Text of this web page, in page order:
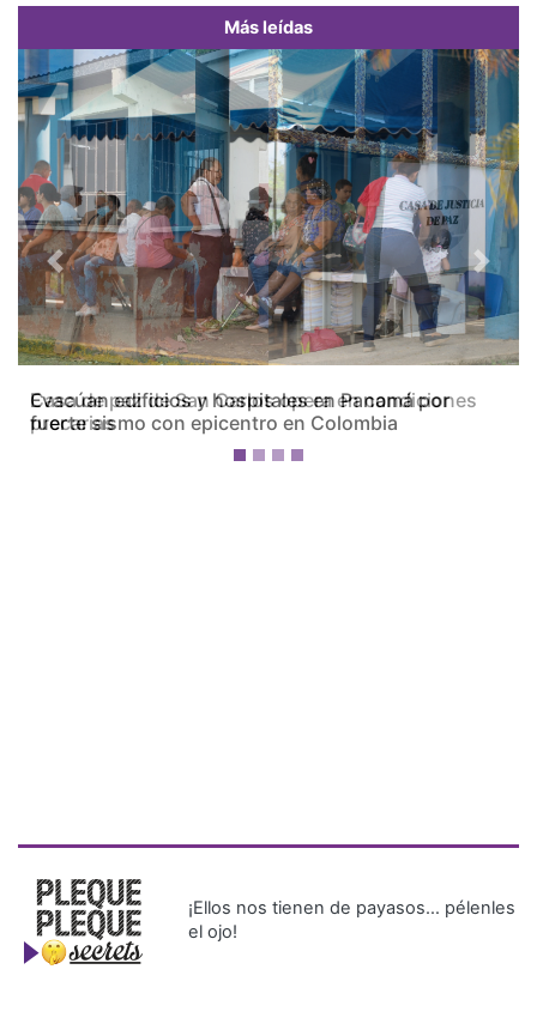
Más leídas
Casa de paz de San Carlos opera en condiciones
precarias
Previous Next
¡Ellos nos tienen de payasos… pélenles
el ojo!